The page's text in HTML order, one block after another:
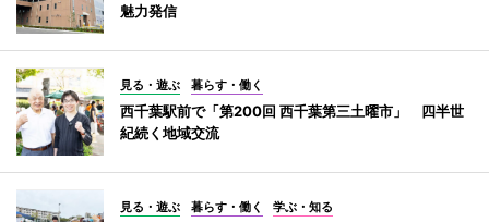
魅力発信
見る・遊ぶ 暮らす・働く
西千葉駅前で「第200回 西千葉第三土曜市」 四半世
紀続く地域交流
見る・遊ぶ 暮らす・働く 学ぶ・知る